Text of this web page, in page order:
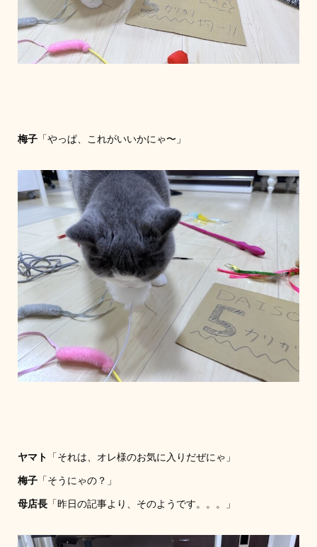
梅子「やっぱ、これがいいかにゃ〜」
ヤマト 「それは、オレ様のお気に入りだぜにゃ」
梅子「そうにゃの？」
母店長「昨日の記事より、そのようです。。。」